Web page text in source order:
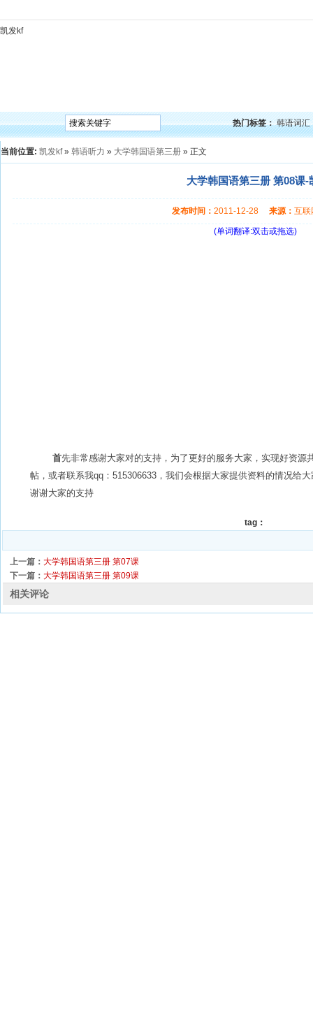
凯发kf
热门标签： 韩语词汇
当前位置: 凯发kf» 韩语听力 » 大学韩国语第三册 » 正文
大学韩国语第三册 第08课-
发布时间： 2011-12-28 来源： 互
(单词翻译:双击或拖选)
首先非常感谢大家对的支持，为了更好的服务大家，实现好资源
帖，或者联系我qq：515306633，我们会根据大家提供资料的情况给
谢谢大家的支持
tag：
上一篇： 大学韩国语第三册 第07课
下一篇： 大学韩国语第三册 第09课
相关评论